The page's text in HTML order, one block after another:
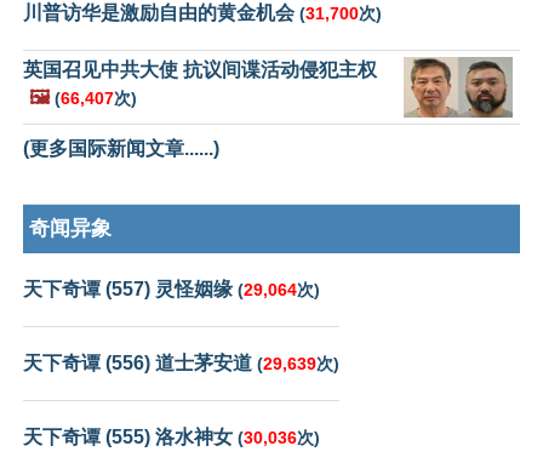
川普访华是激励自由的黄金机会 (31,700次)
英国召见中共大使 抗议间谍活动侵犯主权
🖼️ (66,407次)
(更多国际新闻文章......)
奇闻异象
天下奇谭 (557) 灵怪姻缘 (29,064次)
天下奇谭 (556) 道士茅安道 (29,639次)
天下奇谭 (555) 洛水神女 (30,036次)